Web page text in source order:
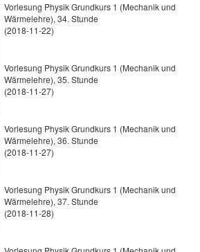
Vorlesung Physik Grundkurs 1 (Mechanik und
Wärmelehre), 34. Stunde
(2018-11-22)
Vorlesung Physik Grundkurs 1 (Mechanik und
Wärmelehre), 35. Stunde
(2018-11-27)
Vorlesung Physik Grundkurs 1 (Mechanik und
Wärmelehre), 36. Stunde
(2018-11-27)
Vorlesung Physik Grundkurs 1 (Mechanik und
Wärmelehre), 37. Stunde
(2018-11-28)